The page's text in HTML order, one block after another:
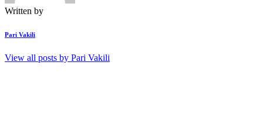
Written by
Pari Vakili
View all posts by Pari Vakili